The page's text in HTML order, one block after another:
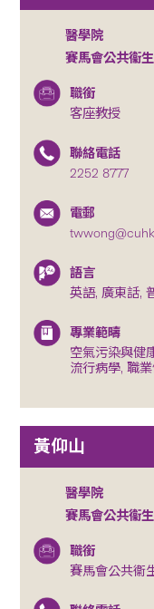
醫學院
賽馬會公共衞
職銜
客座教授
聯絡電話
2252 8777
電郵
語言
英語, 廣東話,
專業範疇
空氣污染與健
流行病學, 職
黃仰山
醫學院
賽馬會公共衞
職銜
賽馬會公共衞